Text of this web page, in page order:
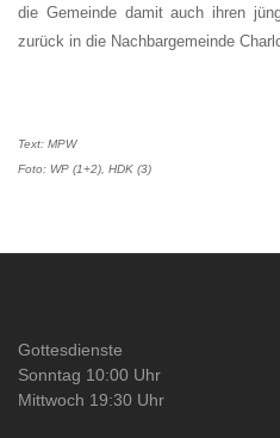
die Gemeinde damit auch ihren
zurück in die Nachbargemeinde
Text: MPW
Foto: WP (1+2), HDK (3)
Gottesdienste
Sonntag 10:00 Uhr
Mittwoch 19:30 Uhr